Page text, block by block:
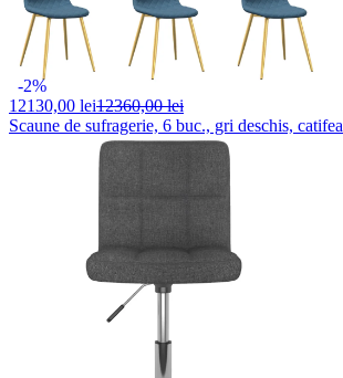
-2%
12130,00 lei12360,00 lei
Scaune de sufragerie, 6 buc., gri deschis, catifea